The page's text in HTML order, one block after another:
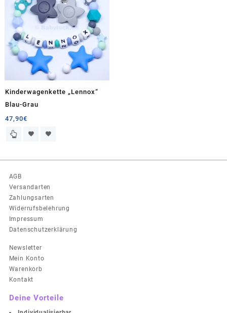
Kinderwagenkette „Lennox“
Blau-Grau
47,90€
AGB
Versandarten
Zahlungsarten
Widerrufsbelehrung
Impressum
Datenschutzerklärung
Newsletter
Mein Konto
Warenkorb
Kontakt
Deine Vorteile